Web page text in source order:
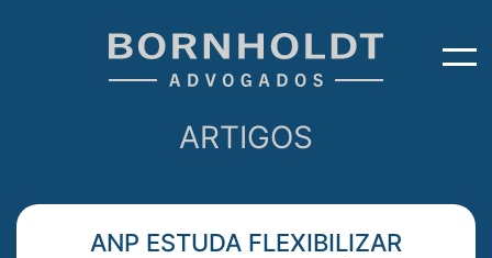
ARTIGOS
ANP ESTUDA FLEXIBILIZAR